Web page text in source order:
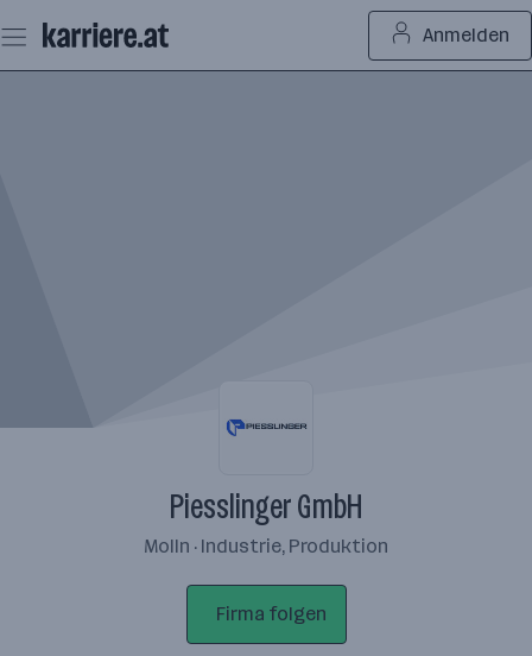
Seiteninhalt
springen
Anmelden
Piesslinger GmbH
Molln · Industrie, Produktion
Firma folgen